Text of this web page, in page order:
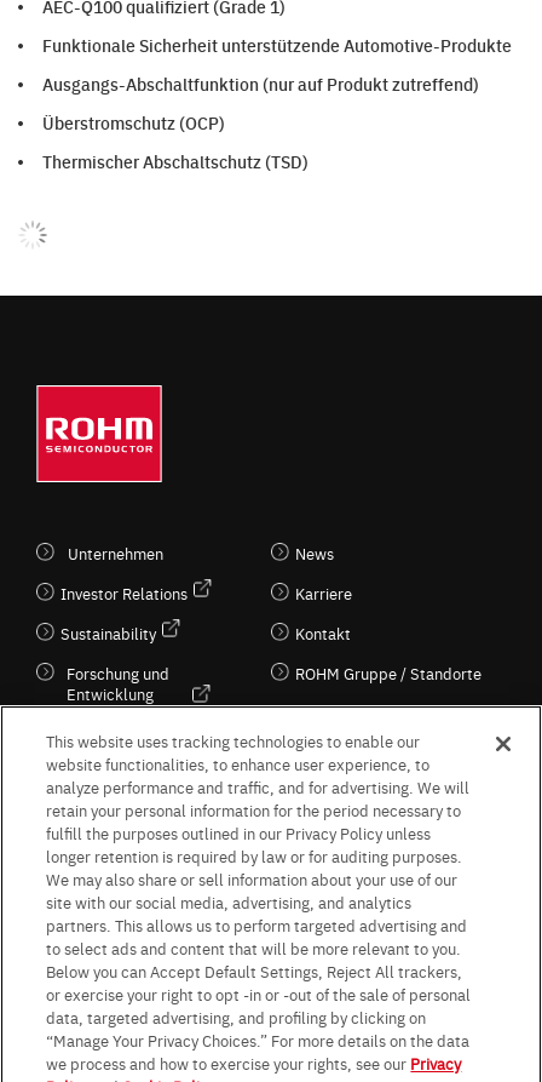
AEC-Q100 qualifiziert (Grade 1)
Funktionale Sicherheit unterstützende Automotive-Produkte
Ausgangs-Abschaltfunktion (nur auf Produkt zutreffend)
Überstromschutz (OCP)
Thermischer Abschaltschutz (TSD)
Unternehmen
Investor Relations
Sustainability
Forschung und
Entwicklung
Kultur / Wirtschaft
News
Karriere
Kontakt
ROHM Gruppe / Standorte
Follow Us
Terms & Conditions Purpose of use Privacy Policy
Site Map
AGB (Deutsche Version)
AGB (Englische Version)
Impressum
Standard terms and conditions for sales (PDF)
Statement on UK Modern Slavery Act
ROHM UK Group Tax Strategy
Data Protection Information for Business Partners (Europe) [English]
This website uses tracking technologies to enable our
website functionalities, to enhance user experience, to
analyze performance and traffic, and for advertising. We will
retain your personal information for the period necessary to
fulfill the purposes outlined in our Privacy Policy unless
longer retention is required by law or for auditing purposes.
We may also share or sell information about your use of our
site with our social media, advertising, and analytics
partners. This allows us to perform targeted advertising and
to select ads and content that will be more relevant to you.
Below you can Accept Default Settings, Reject All trackers,
or exercise your right to opt -in or -out of the sale of personal
data, targeted advertising, and profiling by clicking on
“Manage Your Privacy Choices.” For more details on the data
we process and how to exercise your rights, see our Privacy